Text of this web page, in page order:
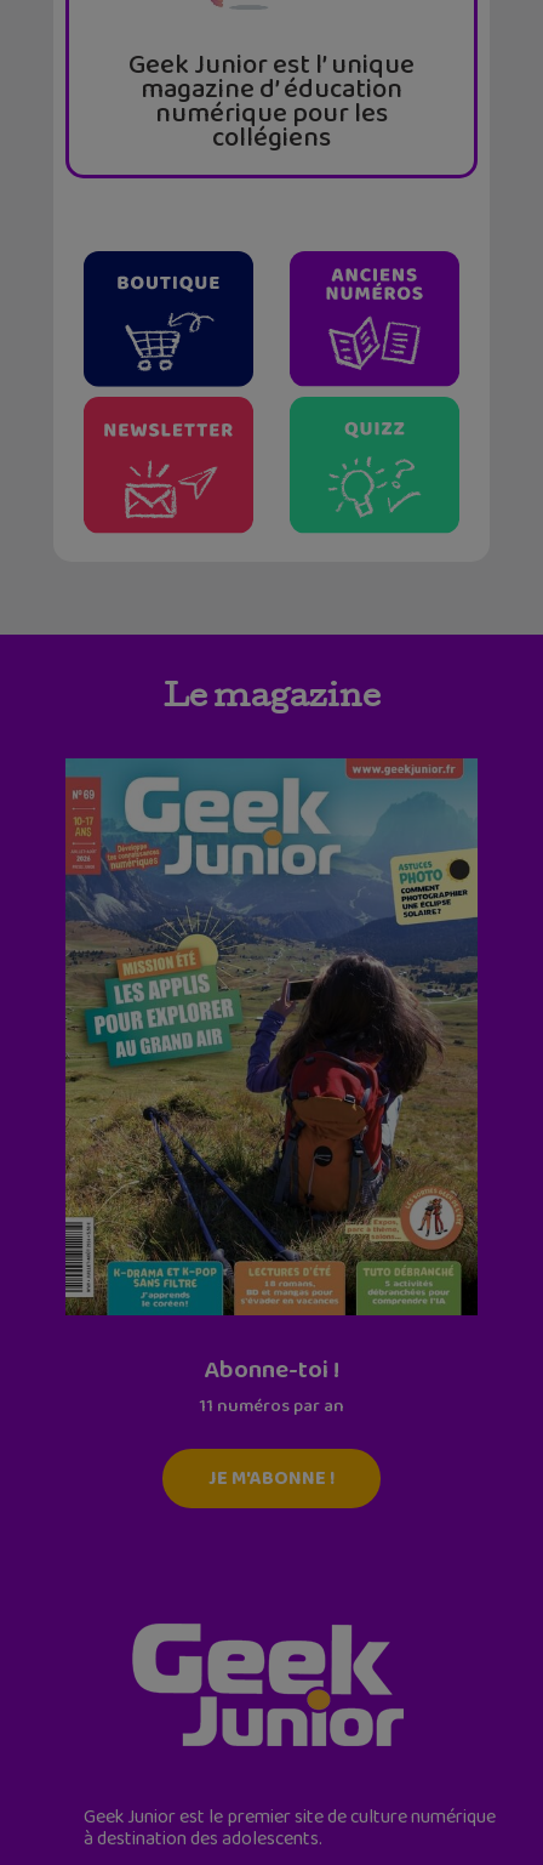
Geek Junior est l’ unique
magazine d’ éducation
numérique pour les
collégiens
Le magazine
Abonne-toi !
11 numéros par an
JE M'ABONNE !
Geek Junior est le premier site de culture numérique
à destination des adolescents.